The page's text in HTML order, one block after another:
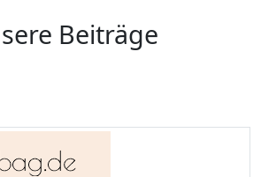
Beiträge